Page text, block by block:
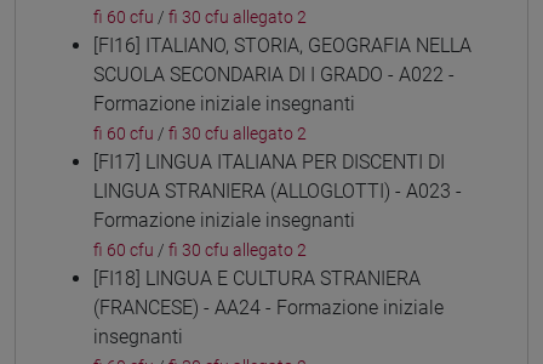
fi 60 cfu / fi 30 cfu allegato 2
[FI16] ITALIANO, STORIA, GEOGRAFIA NELLA
SCUOLA SECONDARIA DI I GRADO - A022 -
Formazione iniziale insegnanti
fi 60 cfu / fi 30 cfu allegato 2
[FI17] LINGUA ITALIANA PER DISCENTI DI
LINGUA STRANIERA (ALLOGLOTTI) - A023 -
Formazione iniziale insegnanti
fi 60 cfu / fi 30 cfu allegato 2
[FI18] LINGUA E CULTURA STRANIERA
(FRANCESE) - AA24 - Formazione iniziale
insegnanti